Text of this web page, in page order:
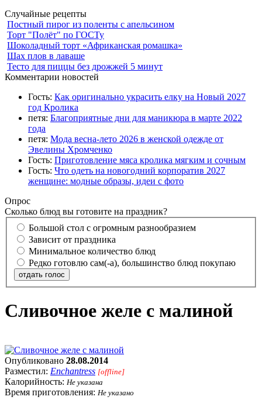
Случайные рецепты
Постный пирог из поленты с апельсином
Торт "Полёт" по ГОСТу
Шоколадный торт «Африканская ромашка»
Шах плов в лаваше
Тесто для пиццы без дрожжей 5 минут
Комментарии новостей
Гость: Как оригинально украсить елку на Новый 2027
год Кролика
петя: Благоприятные дни для маникюра в марте 2022
года
петя: Мода весна-лето 2026 в женской одежде от
Эвелины Хромченко
Гость: Приготовление мяса кролика мягким и сочным
Гость: Что одеть на новогодний корпоратив 2027
женщине: модные образы, идеи с фото
Опрос
Сколько блюд вы готовите на праздник?
Большой стол с огромным разнообразием
Зависит от праздника
Минимальное количество блюд
Редко готовлю сам(-а), большинство блюд покупаю
отдать голос
Сливочное желе с малиной
Опубликовано 28.08.2014
Разместил: Enchantress [offline]
Калорийность: Не указана
Время приготовления: Не указано